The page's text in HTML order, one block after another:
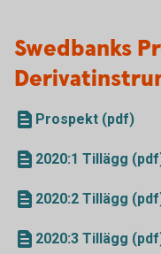
Swedbanks
Prospekt (pdf)
2020:1 Tillägg
2020:2 Tillägg
2020:3 Tillägg